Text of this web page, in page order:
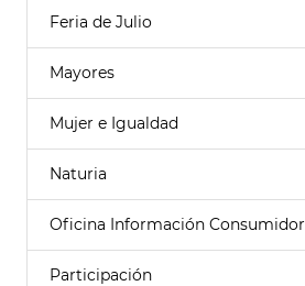
Feria de Julio
Mayores
Mujer e Igualdad
Naturia
Oficina Información Consumidor
Participación